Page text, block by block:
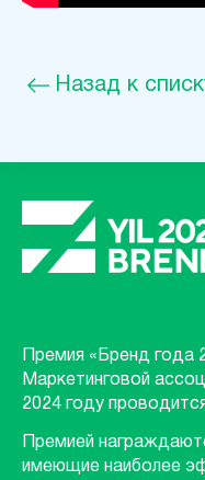
Назад к
Премия «Бренд года
Маркетинговой
2024 году
Премией
имеющие наиболее